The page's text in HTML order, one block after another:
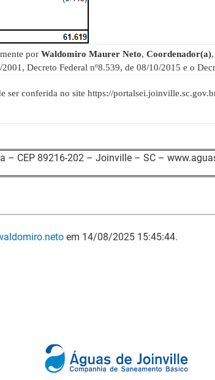
por Waldomiro Maurer Neto, Coordenador(a)
Decreto Federal nº8.539, de 08/10/2015 e o
ser conferida no site https://
– CEP 89216-202 – Joinville – SC –
em 14/08/2025 15:45:44.